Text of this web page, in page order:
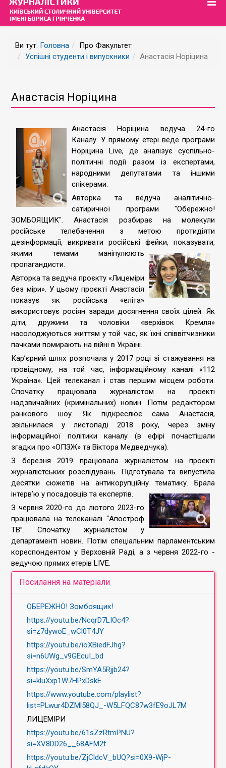
Ви тут: Головна
Про Факультет
Успішні студенти і випускники
Анастасія Норіцина
Анастасія Норіцина
Анастасія Норіцина ведуча 24-го
Каналу. У прямому етері веде програми
Норіцина Live, де аналізує суспільно-
політичні події разом із експертами,
народними депутатами та іншими
спікерами.
Авторка та ведуча аналітично-
сатиричної програми "Обережно!
ЗОМБОЯЩИК". Анастасія розбирає на молекули
російське телебачення з метою протидіяти
дезінформації, викривати російські фейки, показувати,
якими темами маніпулюють
пропагандисти.
Авторка та ведуча проєкту «Лицеміри
без міри». У цьому проєкті Анастасія
показує як російська «еліта»
використовує росіян заради досягнення своїх цілей. Як
діти, дружини та чоловіки «верхівок Кремля»
насолоджуються життям у той час, як їхні співвітчизники
пачками помирають на війні в Україні.
Кар’єрний шлях розпочала у 2017 році зі стажування на
провідному, на той час, інформаційному каналі «112
Україна». Цей телеканал і став першим місцем роботи.
Спочатку працювала журналістом на проекті
надзвичайних (кримінальних) новин. Потім редактором
ранкового шоу. Як підкреслює сама Анастасія,
звільнилася у листопаді 2018 року, через зміну
інформаційної політики каналу (в ефірі почастішали
згадки про «ОПЗЖ» та Віктора Медведчука).
З березня 2019 працювала журналістом на проекті
журналістських розслідувань. Підготувала та випустила
десятки сюжетів на антикорупційну тематику. Брала
інтерв’ю у посадовців та експертів.
З червня 2020-го до лютого 2023-го
працювала на телеканалі “Апостроф
ТВ”. Спочатку журналістом у
департаменті новин. Потім спеціальним парламентським
кореспондентом у Верховній Раді, а з червня 2022-го -
ведучою прямих етерів LIVE.
Посилання на матеріали
ОБЕРЕЖНО! Зомбоящик!
https://youtu.be/NcqrD7LIOc4?
si=z7dywoE_wCl0T4JY
https://youtu.be/ioXBiedFJhg?
si=n6UWg_v9GEcuI_bd
https://youtu.be/SmYA5Rjjb24?
si=kluXxp1W7HPxDskE
https://www.youtube.com/playlist?
list=PLwur4DZMl58QJ_-W5LFQC87w3fE9oJL7M
ЛИЦЕМІРИ
https://youtu.be/61sZzRtmPNU?
si=XV8DD26__68AFM2t
https://youtu.be/ZjCldcV_bUQ?si=0X9-WjP-